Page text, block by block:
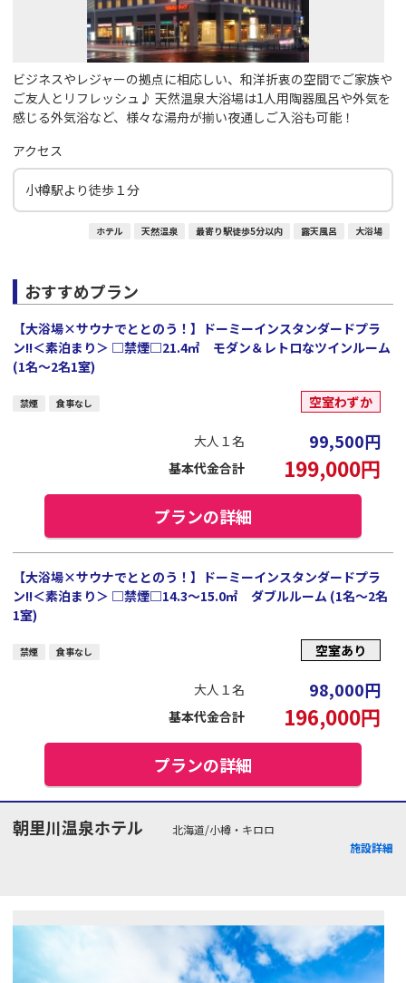
ビジネスやレジャーの拠点に相応しい、和洋折衷の空間でご家族や
ご友人とリフレッシュ♪ 天然温泉大浴場は1人用陶器風呂や外気を
感じる外気浴など、様々な湯舟が揃い夜通しご入浴も可能！
アクセス
小樽駅より徒歩１分
ホテル 天然温泉 最寄り駅徒歩5分以内 露天風呂 大浴場
おすすめプラン
【大浴場×サウナでととのう！】ドーミーインスタンダードプラ
ン!!＜素泊まり＞ □禁煙□21.4㎡ モダン＆レトロなツインルーム
(1名～2名1室)
禁煙 食事なし 空室わずか
大人１名 99,500円
基本代金合計 199,000円
プランの詳細
【大浴場×サウナでととのう！】ドーミーインスタンダードプラ
ン!!＜素泊まり＞ □禁煙□14.3～15.0㎡ ダブルルーム (1名～2名
1室)
禁煙 食事なし 空室あり
大人１名 98,000円
基本代金合計 196,000円
プランの詳細
朝里川温泉ホテル
北海道/小樽・キロロ
施設詳細